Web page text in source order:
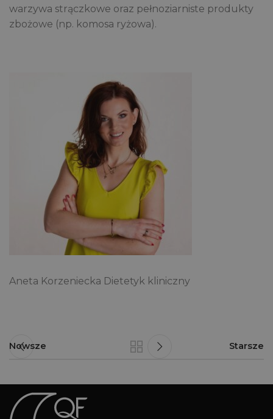
warzywa strączkowe oraz pełnoziarniste produkty
zbożowe (np. komosa ryżowa).
Aneta Korzeniecka Dietetyk kliniczny
Nowsze Starsze